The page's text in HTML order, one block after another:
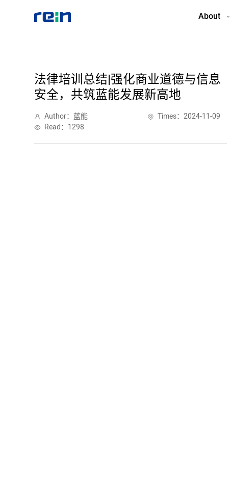
About
Products
Services
法律培训总结|强化商业道德与信息
安全，共筑蓝能发展新高地
Author：蓝能
Times：2024-11-09
Read：1298